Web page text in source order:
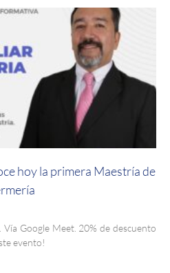
hoy la primera Maestría de
Google Meet. 20% de descuento
evento!